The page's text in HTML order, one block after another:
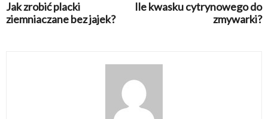
Jak zrobić placki
ziemniaczane bez jajek?
Ile kwasku cytrynowego do
zmywarki?